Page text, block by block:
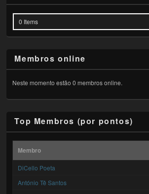
0 Items
Membros online
Neste momento estão 0 membros online.
Top Membros (por pontos)
Membro
DiCello Poeta
António Tê Santos